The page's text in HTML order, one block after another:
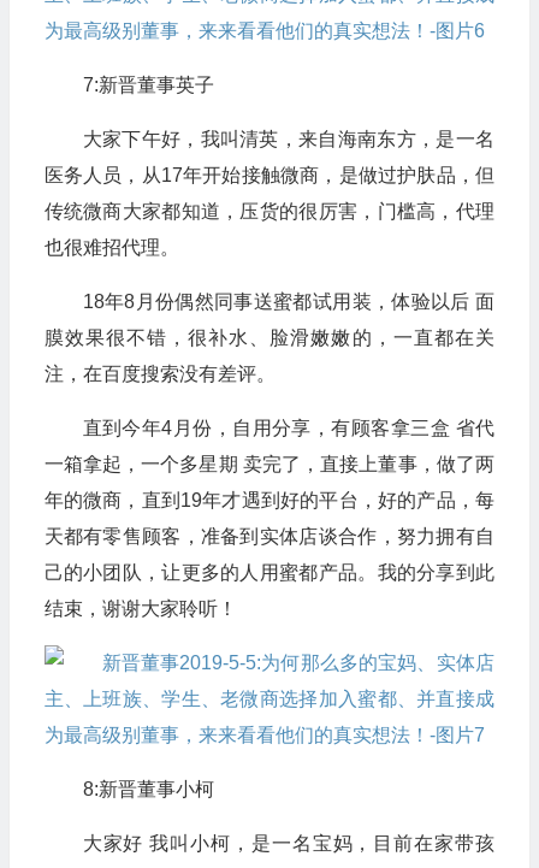
7:新晋董事英子
大家下午好，我叫清英，来自海南东方，是一名
医务人员，从17年开始接触微商，是做过护肤品，但
传统微商大家都知道，压货的很厉害，门槛高，代理
也很难招代理。
18年8月份偶然同事送蜜都试用装，体验以后 面
膜效果很不错，很补水、脸滑嫩嫩的，一直都在关
注，在百度搜索没有差评。
直到今年4月份，自用分享，有顾客拿三盒 省代
一箱拿起，一个多星期 卖完了，直接上董事，做了两
年的微商，直到19年才遇到好的平台，好的产品，每
天都有零售顾客，准备到实体店谈合作，努力拥有自
己的小团队，让更多的人用蜜都产品。我的分享到此
结束，谢谢大家聆听！
8:新晋董事小柯
大家好 我叫小柯，是一名宝妈，目前在家带孩